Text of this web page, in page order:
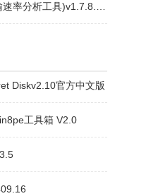
分析工具)v1.7.8.107
Diskv2.10官方中文版
工具箱 V2.0